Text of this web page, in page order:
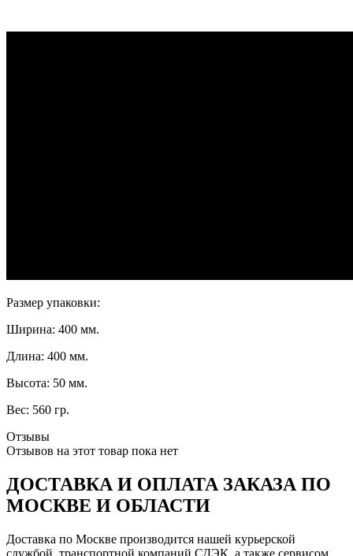
Размер упаковки:
Ширина: 400 мм.
Длина: 400 мм.
Высота: 50 мм.
Вес: 560 гр.
Отзывы
Отзывов на этот товар пока нет
ДОСТАВКА И ОПЛАТА ЗАКАЗА ПО
МОСКВЕ И ОБЛАСТИ
Доставка по Москве производится нашей курьерской
службой, транспортной компаний СДЭК, а также сервисом